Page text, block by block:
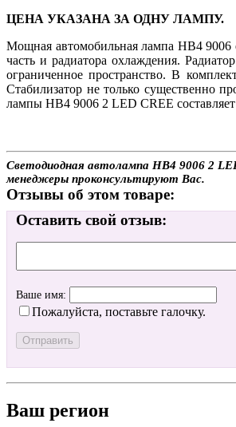
ЦЕНА УКАЗАНА ЗА ОДНУ ЛАМПУ.
Мощная автомобильная лампа HB4 9006
часть и радиатора охлаждения.
ограниченное пространство. В
Стабилизатор не только существенно
лампы HB4 9006 2 LED CREE
Светодиодная автолампа HB4 9006 2
менеджеры проконсультируют Вас.
Отзывы об этом товаре:
Оставить свой отзыв:
Ваше имя:
Пожалуйста, поставьте галочку.
Ваш регион